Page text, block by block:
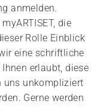
anmelden.
die
Rolle Einblick
eine schriftliche
erlaubt, diese
uns unkompliziert
Gerne werden